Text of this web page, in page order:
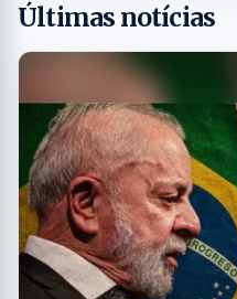
Últimas notícias